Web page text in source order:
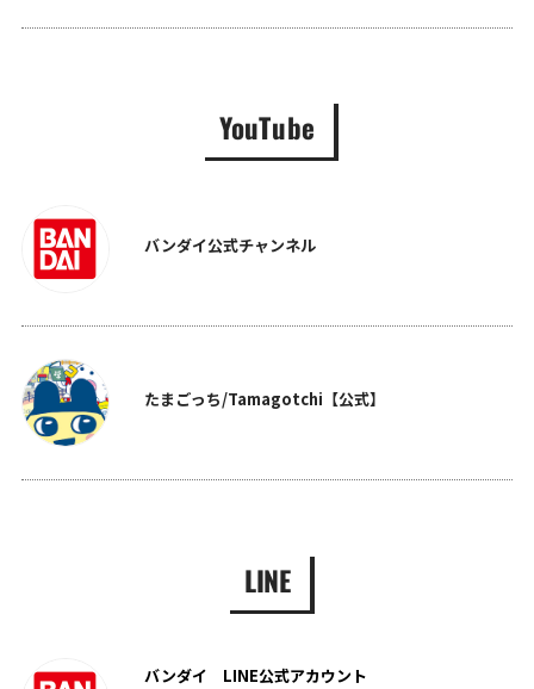
YouTube
バンダイ公式チャンネル
たまごっち/Tamagotchi【公式】
LINE
バンダイ LINE公式アカウント